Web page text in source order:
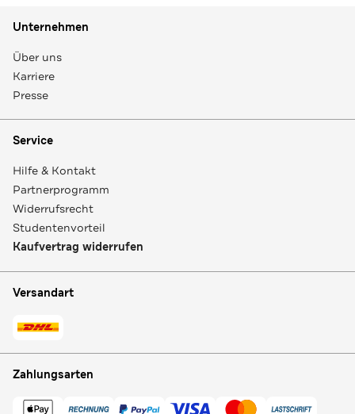
Unternehmen
Über uns
Karriere
Presse
Service
Hilfe & Kontakt
Partnerprogramm
Widerrufsrecht
Studentenvorteil
Kaufvertrag widerrufen
Versandart
Zahlungsarten